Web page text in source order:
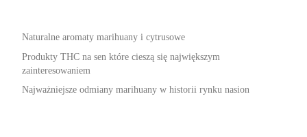
Naturalne aromaty marihuany i cytrusowe
Produkty THC na sen które cieszą się największym
zainteresowaniem
Najważniejsze odmiany marihuany w historii rynku nasion